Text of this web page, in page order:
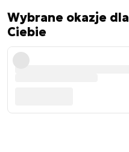
Wybrane okazje dla
Ciebie